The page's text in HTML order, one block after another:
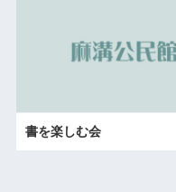
書を楽しむ会